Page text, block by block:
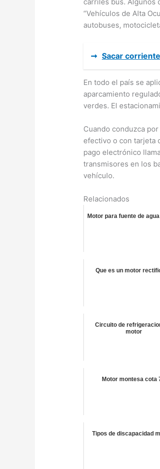
“Vehículos de Alta
autobuses,
➞ Sacar
En todo el país se
aparcamiento
verdes. El
Cuando conduzca
efectivo o con tarjeta
pago electrónico
transmisores en los
vehículo.
Relacionados
Motor para fuente de
Que es un motor
Circuito de
motor
Motor montesa cota
Tipos de discapacidad